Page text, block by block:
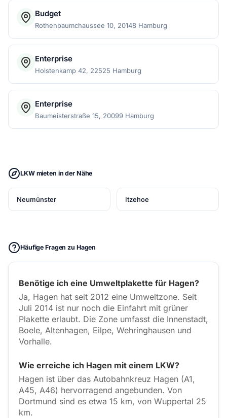
Budget
Rothenbaumchaussee 10, 20148 Hamburg
Enterprise
Holstenkamp 42, 22525 Hamburg
Enterprise
Baumeisterstraße 15, 20099 Hamburg
LKW mieten in der Nähe
Neumünster Itzehoe
Häufige Fragen zu Hagen
Benötige ich eine Umweltplakette für Hagen?
Ja, Hagen hat seit 2012 eine Umweltzone. Seit
Juli 2014 ist nur noch die Einfahrt mit grüner
Plakette erlaubt. Die Zone umfasst die Innenstadt,
Boele, Altenhagen, Eilpe, Wehringhausen und
Vorhalle.
Wie erreiche ich Hagen mit einem LKW?
Hagen ist über das Autobahnkreuz Hagen (A1,
A45, A46) hervorragend angebunden. Von
Dortmund sind es etwa 15 km, von Wuppertal 25
km.